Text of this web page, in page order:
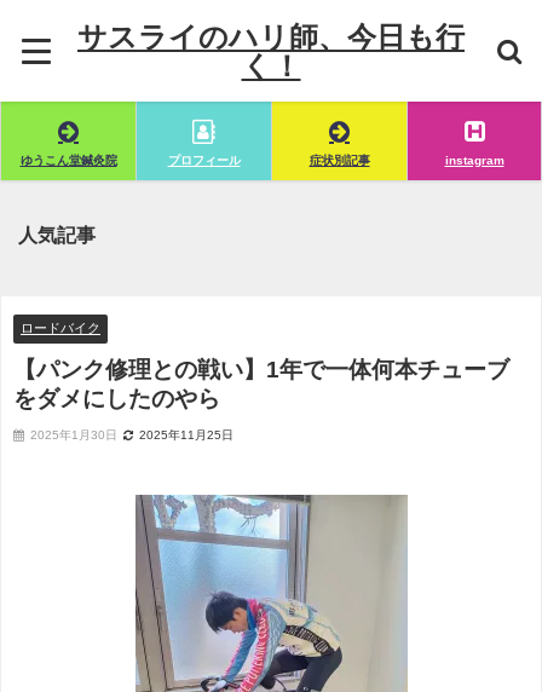
サスライのハリ師、今日も行
く！
ゆうこん堂鍼灸院 プロフィール 症状別記事 instagram
人気記事
ロードバイク
【パンク修理との戦い】1年で一体何本チューブ
をダメにしたのやら
2025年1月30日 2025年11月25日